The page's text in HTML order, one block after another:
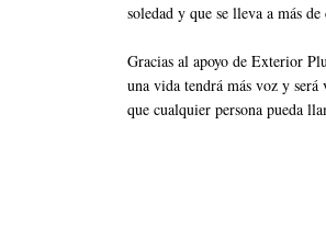
soledad y que se lleva a más
Gracias al apoyo de Exterior
una vida tendrá más voz y
que cualquier persona pueda